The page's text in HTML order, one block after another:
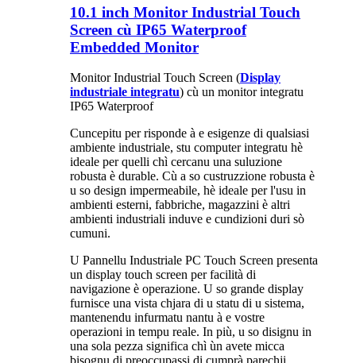
10.1 inch Monitor Industrial Touch
Screen cù IP65 Waterproof
Embedded Monitor
Monitor Industrial Touch Screen (Display
industriale integratu) cù un monitor integratu
IP65 Waterproof
Cuncepitu per risponde à e esigenze di qualsiasi
ambiente industriale, stu computer integratu hè
ideale per quelli chì cercanu una suluzione
robusta è durable. Cù a so custruzzione robusta è
u so design impermeabile, hè ideale per l'usu in
ambienti esterni, fabbriche, magazzini è altri
ambienti industriali induve e cundizioni duri sò
cumuni.
U Pannellu Industriale PC Touch Screen presenta
un display touch screen per facilità di
navigazione è operazione. U so grande display
furnisce una vista chjara di u statu di u sistema,
mantenendu infurmatu nantu à e vostre
operazioni in tempu reale. In più, u so disignu in
una sola pezza significa chì ùn avete micca